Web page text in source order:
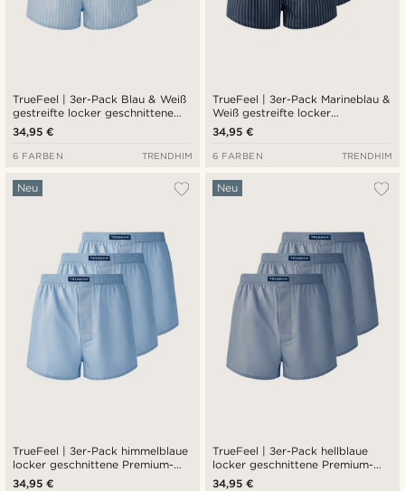
TrueFeel | 3er-Pack Blau & Weiß
gestreifte locker geschnittene
Premium-Boxershorts aus
Baumwolle
34,95 €
6 FARBEN TRENDHIM
TrueFeel | 3er-Pack Marineblau &
Weiß gestreifte locker
geschnittene Premium-
Boxershorts aus Baumwolle
34,95 €
6 FARBEN TRENDHIM
TrueFeel | 3er-Pack himmelblaue
locker geschnittene Premium-
Boxershorts aus Baumwolle
Neu
34,95 €
TrueFeel | 3er-Pack hellblaue
locker geschnittene Premium-
Boxershorts aus Baumwolle
Neu
34,95 €